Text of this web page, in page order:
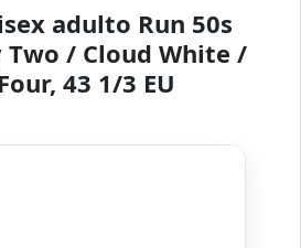
adulto Run 50s
Two / Cloud White /
43 1/3 EU